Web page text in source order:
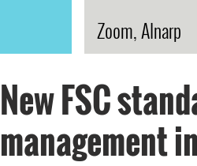
Zoom, Alnarp
New FSC
management